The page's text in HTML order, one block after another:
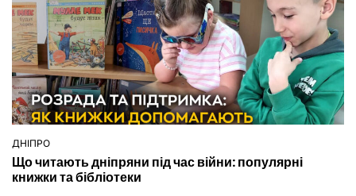
ОПУБЛІКУВАТИ
У
ДНІПРО
Що читають дніпряни під час війни: популярні
книжки та бібліотеки